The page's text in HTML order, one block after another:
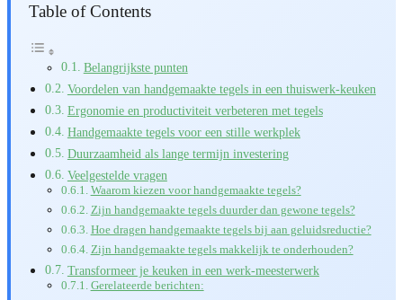
Table of Contents
Belangrijkste punten
Voordelen van handgemaakte tegels in een thuiswerk-keuken
Ergonomie en productiviteit verbeteren met tegels
Handgemaakte tegels voor een stille werkplek
Duurzaamheid als lange termijn investering
Veelgestelde vragen
Waarom kiezen voor handgemaakte tegels?
Zijn handgemaakte tegels duurder dan gewone tegels?
Hoe dragen handgemaakte tegels bij aan geluidsreductie?
Zijn handgemaakte tegels makkelijk te onderhouden?
Transformeer je keuken in een werk-meesterwerk
Gerelateerde berichten: